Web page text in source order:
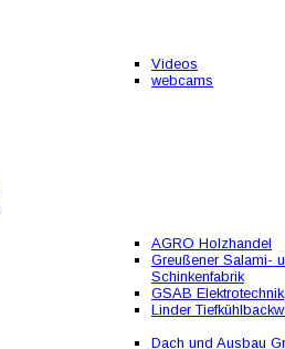
Videos
webcams
AGRO Holzhandel
Greußener Salami-
Schinkenfabrik
GSAB Elektrotechnik
Linder
Dach und Ausbau